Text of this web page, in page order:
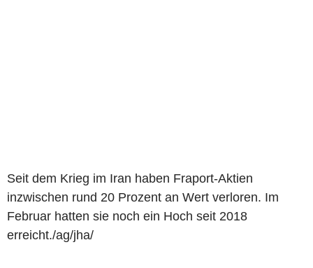
Seit dem Krieg im Iran haben Fraport-Aktien
inzwischen rund 20 Prozent an Wert verloren. Im
Februar hatten sie noch ein Hoch seit 2018
erreicht./ag/jha/